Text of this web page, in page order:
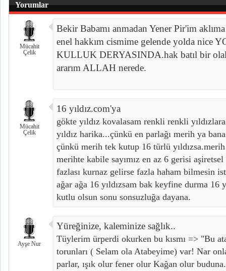
Yorumlar
Mücahit
Çelik
Bekir Babamı anmadan Yener Pir'im
enel hakkım cismime gelende yolda nice
KULLUK DERYASINDA.hak batıl bir
ararım ALLAH nerede.
Mücahit
Çelik
16 yıldız.com'ya
gökte yıldız kovalasam renkli renkli
yıldız harika...çünkü en parlağı merih ya
çünkü merih tek kutup 16 türlü
merihte kabile sayımız en az 6 gerisi
fazlası kurnaz gelirse fazla haham bilmesin
ağar ağa 16 yıldızsam bak keyfine durma 16
kutlu olsun sonu sonsuzluğa dayana.
Ayşe Nur
Yüreğinize, kaleminize sağlık..
Tüylerim ürperdi okurken bu kısmı => "Bu
torunları ( Selam ola Atabeyime) var! Nar
parlar, ışık olur fener olur Kağan olur